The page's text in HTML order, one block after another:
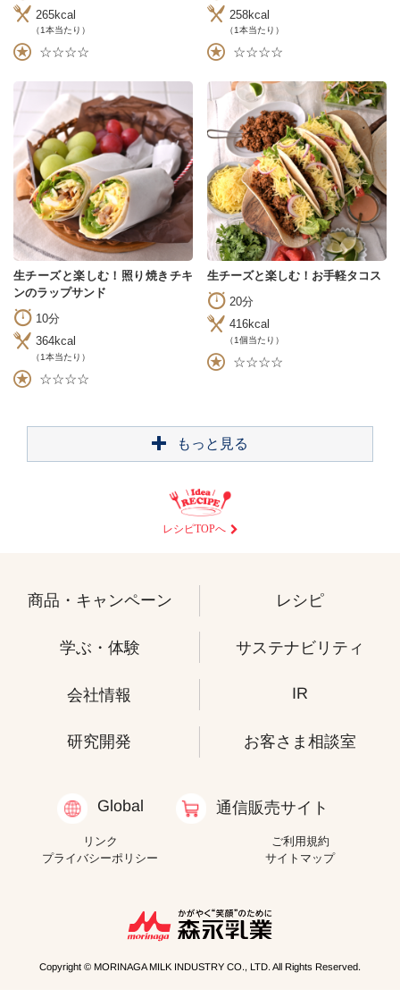
265kcal
（1本当たり）
☆☆☆☆
258kcal
（1本当たり）
☆☆☆☆
生チーズと楽しむ！照り焼きチキ
ンのラップサンド
10分
364kcal
（1本当たり）
☆☆☆☆
生チーズと楽しむ！お手軽タコス
20分
416kcal
（1個当たり）
☆☆☆☆
もっと見る
レシピTOPへ
商品・キャンペーン レシピ
学ぶ・体験 サステナビリティ
会社情報 IR
研究開発 お客さま相談室
Global 通信販売サイト
リンク
ご利用規約
プライバシーポリシー
サイトマップ
Copyright © MORINAGA MILK INDUSTRY CO., LTD. All Rights Reserved.